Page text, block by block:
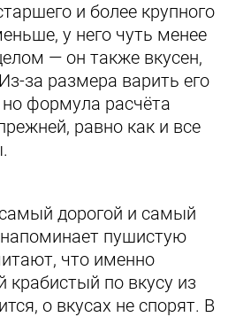
и более крупного
у него чуть менее
— он также вкусен,
за размера варить его
формула расчёта
равно как и все
дорогой и самый
пушистую
что именно
по вкусу из
о вкусах не спорят. В